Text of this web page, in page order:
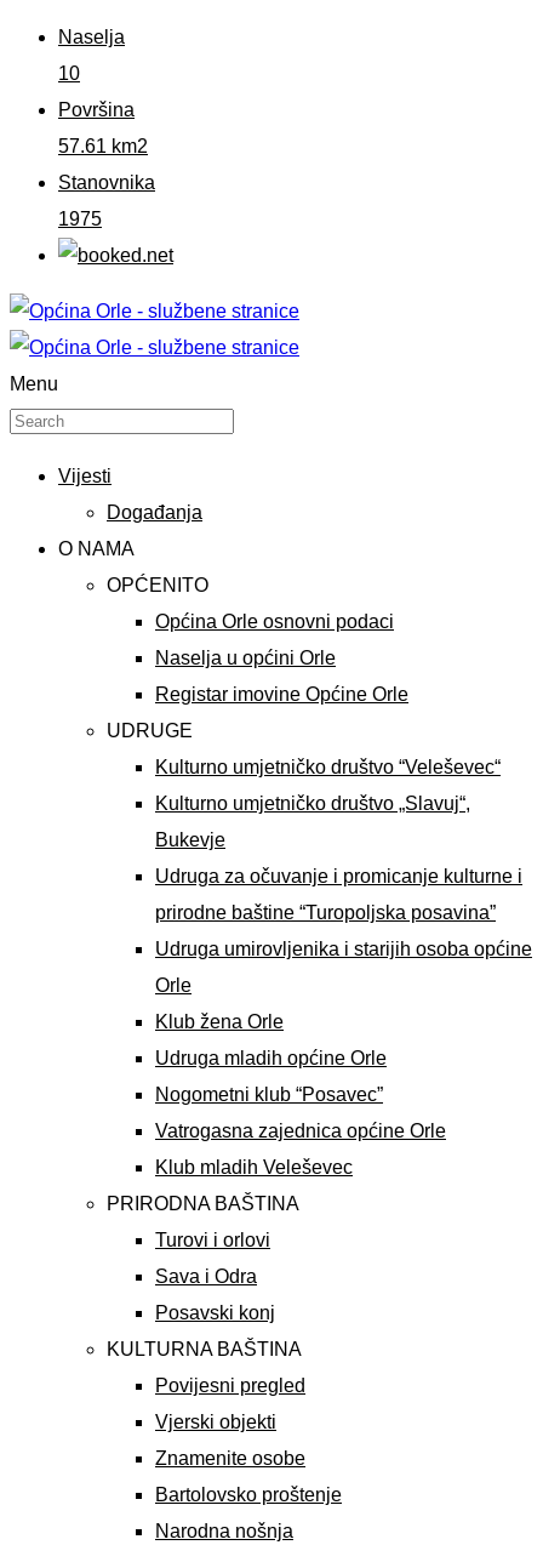
Naselja
10
Površina
57.61 km2
Stanovnika
1975
Menu
Vijesti
Događanja
O NAMA
OPĆENITO
Općina Orle osnovni podaci
Naselja u općini Orle
Registar imovine Općine Orle
UDRUGE
Kulturno umjetničko društvo “Veleševec“
Kulturno umjetničko društvo „Slavuj“,
Bukevje
Udruga za očuvanje i promicanje kulturne i
prirodne baštine “Turopoljska posavina”
Udruga umirovljenika i starijih osoba općine
Orle
Klub žena Orle
Udruga mladih općine Orle
Nogometni klub “Posavec”
Vatrogasna zajednica općine Orle
Klub mladih Veleševec
PRIRODNA BAŠTINA
Turovi i orlovi
Sava i Odra
Posavski konj
KULTURNA BAŠTINA
Povijesni pregled
Vjerski objekti
Znamenite osobe
Bartolovsko proštenje
Narodna nošnja